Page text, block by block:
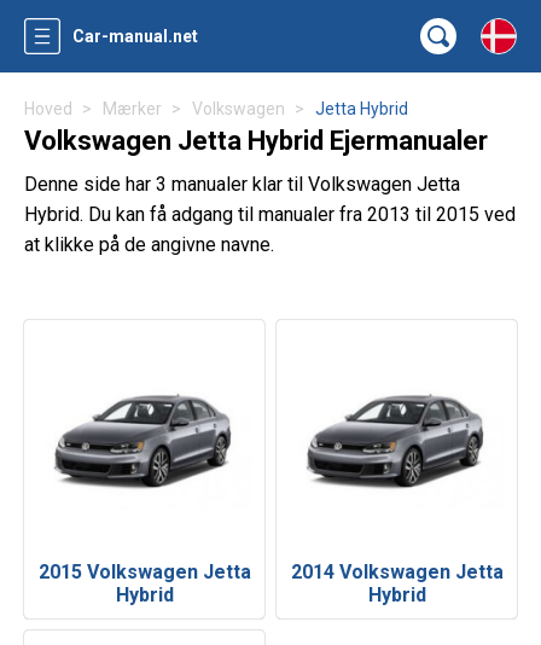
Car-manual.net
Hoved Mærker Volkswagen Jetta Hybrid
Volkswagen Jetta Hybrid Ejermanualer
Denne side har 3 manualer klar til Volkswagen Jetta
Hybrid. Du kan få adgang til manualer fra 2013 til 2015 ved
at klikke på de angivne navne.
2015 Volkswagen Jetta
Hybrid
2014 Volkswagen Jetta
Hybrid